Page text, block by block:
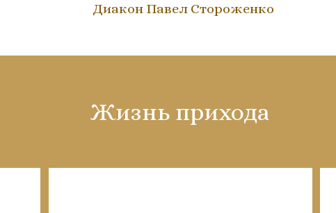
Диакон Павел Стороженко
Жизнь прихода